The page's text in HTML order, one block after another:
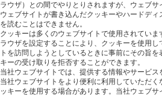
ラウザ）との間でやりとりされますが、ウェブサ
ウェブサイトが書き込んだクッキーやハードディ
を読むことはできません。
クッキーは多くのウェブサイトで使用されていま
ラウザを設定することにより、クッキーを使用し
トを訪問しようとしているときに事前にその旨を
キーの受け取りを拒否することができます。
当社ウェブサイトでは、提供する情報やサービス
当社ウェブサイトをより便利に利用していただく
ッキーを使用する場合があります。当社ウェブサ